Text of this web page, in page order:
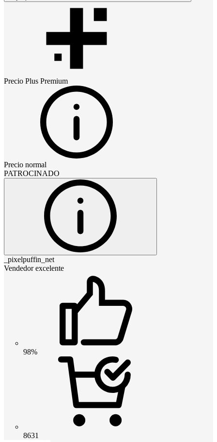
Precio Plus Premium
Precio normal
PATROCINADO
_pixelpuffin_net
Vendedor excelente
98%
8631